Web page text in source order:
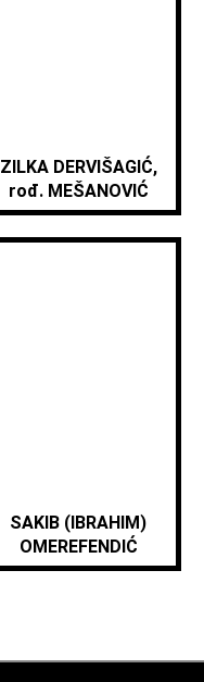
ZILKA DERVIŠAGIĆ,
rođ. MEŠANOVIĆ
SAKIB (IBRAHIM)
OMEREFENDIĆ